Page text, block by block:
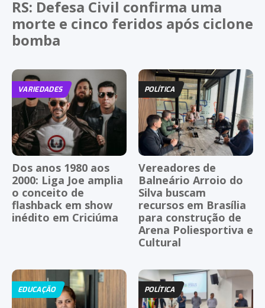
RS: Defesa Civil confirma uma
morte e cinco feridos após ciclone
bomba
VARIEDADES
Dos anos 1980 aos
2000: Liga Joe amplia
o conceito de
flashback em show
inédito em Criciúma
POLÍTICA
Vereadores de
Balneário Arroio do
Silva buscam
recursos em Brasília
para construção de
Arena Poliesportiva e
Cultural
EDUCAÇÃO POLÍTICA